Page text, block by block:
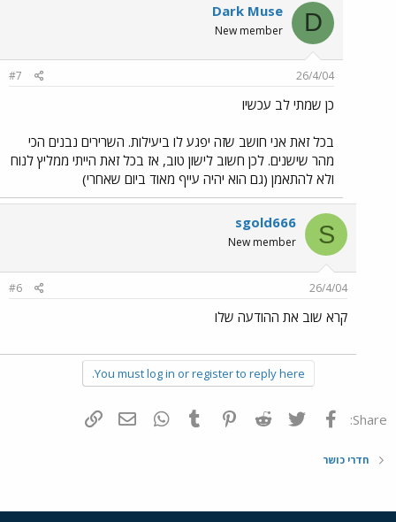
D
Dark Muse
New member
26/4/04
#7
כן שמתי לב עכשיו
בכל זאת אני חושב שזה יפגע לו ביעילות. השרירים נבנים הכי
מהר שישנים. לכן חשוב לישון טוב, אז בכל זאת הייתי ממליץ לנוח
ולא להתאמן (גם הוא יהיה עייף מאוד ביום שאחרי)
S
sgold666
New member
26/4/04
#6
קרא שוב את ההודעה שלו
You must log in or register to reply here.
Share: פייסבוק Twitter
Reddit
Pinterest
Tumblr
WhatsAppדואר אלקטרוני
חדרי כושר